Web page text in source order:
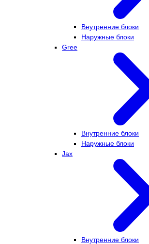
Внутренние блоки
Наружные блоки
Gree
Внутренние блоки
Наружные блоки
Jax
Внутренние блоки